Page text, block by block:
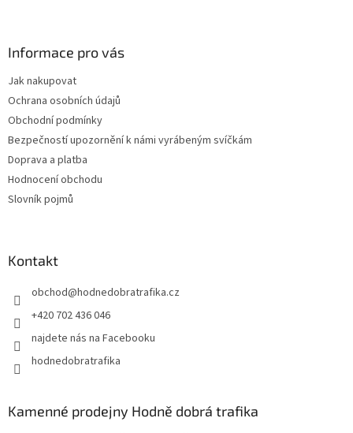
i
s
Informace pro vás
Jak nakupovat
Ochrana osobních údajů
Obchodní podmínky
Bezpečností upozornění k námi vyrábeným svíčkám
Doprava a platba
Hodnocení obchodu
Slovník pojmů
Kontakt
obchod@hodnedobratrafika.cz
+420 702 436 046
najdete nás na Facebooku
hodnedobratrafika
Kamenné prodejny Hodně dobrá trafika